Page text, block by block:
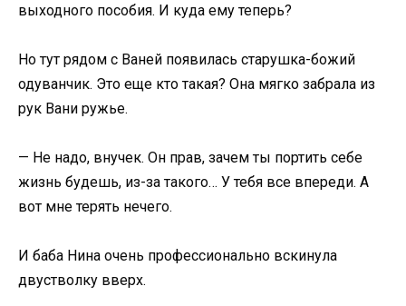
выходного пособия. И куда ему теперь?
Но тут рядом с Ваней появилась старушка-божий
одуванчик. Это еще кто такая? Она мягко забрала из
рук Вани ружье.
— Не надо, внучек. Он прав, зачем ты портить себе
жизнь будешь, из-за такого… У тебя все впереди. А
вот мне терять нечего.
И баба Нина очень профессионально вскинула
двустволку вверх.